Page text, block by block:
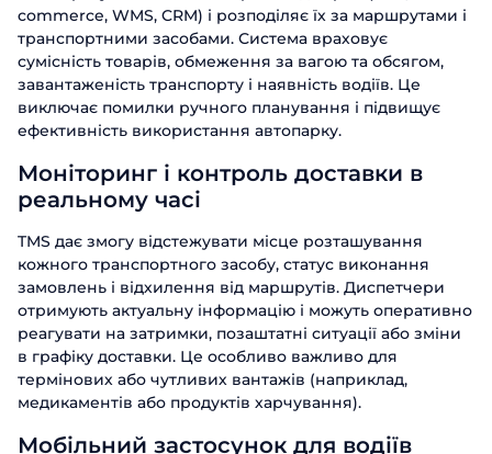
commerce, WMS, CRM) і розподіляє їх за маршрутами і
транспортними засобами. Система враховує
сумісність товарів, обмеження за вагою та обсягом,
завантаженість транспорту і наявність водіїв. Це
виключає помилки ручного планування і підвищує
ефективність використання автопарку.
Моніторинг і контроль доставки в
реальному часі
TMS дає змогу відстежувати місце розташування
кожного транспортного засобу, статус виконання
замовлень і відхилення від маршрутів. Диспетчери
отримують актуальну інформацію і можуть оперативно
реагувати на затримки, позаштатні ситуації або зміни
в графіку доставки. Це особливо важливо для
термінових або чутливих вантажів (наприклад,
медикаментів або продуктів харчування).
Мобільний застосунок для водіїв